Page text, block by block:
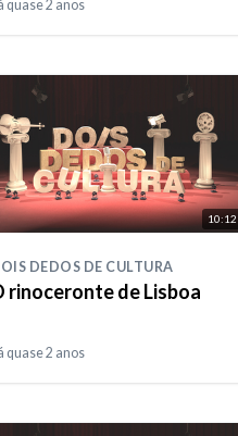
quase 2 anos
10:12
DEDOS DE CULTURA
rinoceronte de Lisboa
quase 2 anos